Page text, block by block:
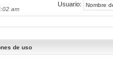
am
Usuario:
de uso